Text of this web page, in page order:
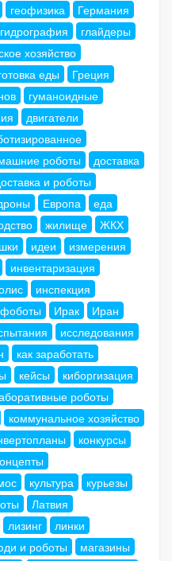
геофизика
Германия
гидрография
глайдеры
хозяйство
еды
Греция
гуманоидные
двигатели
роботы
доставка
и роботы
Европа
еда
жилище
ЖКХ
идеи
измерения
инвентаризация
инспекция
Ирак
Иран
исследования
как заработать
кейсы
киборгизация
роботы
коммунальное хозяйство
конкурсы
культура
курьезы
Латвия
лизинг
линки
и роботы
магазины